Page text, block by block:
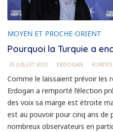
MOYEN ET PROCHE-ORIENT
Pourquoi la Turquie a
30 JUILLET 2023 ERDOGAN KURDES
Comme le laissaient prévoir les
Erdogan a remporté l’élection
des voix sa marge est étroite
est au pouvoir pour cinq ans de
nombreux observateurs en